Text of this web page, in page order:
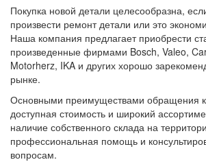
Покупка новой детали целесообразна,
произвести ремонт детали или это
Наша компания предлагает приобрести
произведенные фирмами Bosch, Valeo,
Motorherz, IKA и других хорошо
рынке.
Основными преимуществами обращения
доступная стоимость и широкий
наличие собственного склада на
профессиональная помощь и
вопросам.